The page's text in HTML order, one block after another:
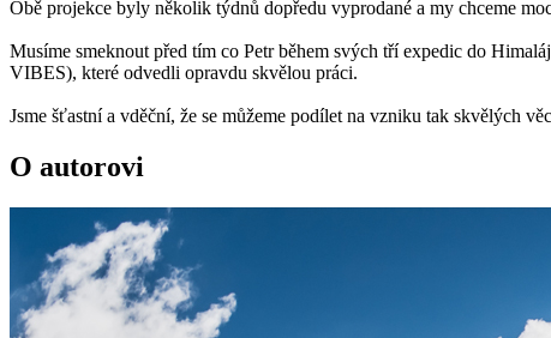
Obě projekce byly několik týdnů dopředu vyprodané a my chceme
Musíme smeknout před tím co Petr během svých tří expedic do
VIBES), které odvedli opravdu skvělou práci.
Jsme šťastní a vděční, že se můžeme podílet na vzniku tak skvělých
O autorovi